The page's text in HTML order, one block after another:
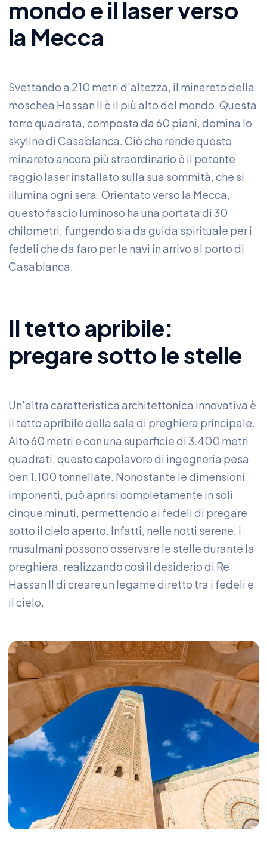
mondo e il laser verso
la Mecca
Svettando a 210 metri d'altezza, il minareto della
moschea Hassan II è il più alto del mondo. Questa
torre quadrata, composta da 60 piani, domina lo
skyline di Casablanca. Ciò che rende questo
minareto ancora più straordinario è il potente
raggio laser installato sulla sua sommità, che si
illumina ogni sera. Orientato verso la Mecca,
questo fascio luminoso ha una portata di 30
chilometri, fungendo sia da guida spirituale per i
fedeli che da faro per le navi in arrivo al porto di
Casablanca.
Il tetto apribile:
pregare sotto le stelle
Un'altra caratteristica architettonica innovativa è
il tetto apribile della sala di preghiera principale.
Alto 60 metri e con una superficie di 3.400 metri
quadrati, questo capolavoro di ingegneria pesa
ben 1.100 tonnellate. Nonostante le dimensioni
imponenti, può aprirsi completamente in soli
cinque minuti, permettendo ai fedeli di pregare
sotto il cielo aperto. Infatti, nelle notti serene, i
musulmani possono osservare le stelle durante la
preghiera, realizzando così il desiderio di Re
Hassan II di creare un legame diretto tra i fedeli e
il cielo.